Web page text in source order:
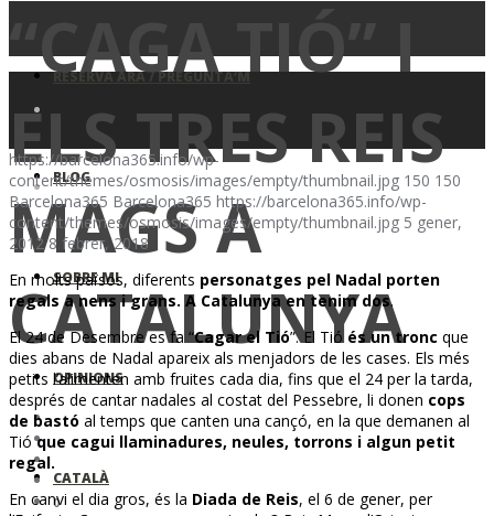
RESERVA ARA / PREGUNTA’M
BLOG
SOBRE MI
OPINIONS
CATALÀ
“CAGA TIÓ” I
ELS TRES REIS
MAGS A
CATALUNYA
0
https://barcelona365.info/wp-
content/themes/osmosis/images/empty/thumbnail.jpg 150 150
Barcelona365 Barcelona365 https://barcelona365.info/wp-
content/themes/osmosis/images/empty/thumbnail.jpg 5 gener,
2012 8 febrer, 2018
En molts països, diferents personatges pel Nadal porten
regals a nens i grans. A Catalunya en tenim dos.
El 24 de Desembre es fa “Cagar el Tió”. El Tió és un tronc que
dies abans de Nadal apareix als menjadors de les cases. Els més
petits l’alimenten amb fruites cada dia, fins que el 24 per la tarda,
després de cantar nadales al costat del Pessebre, li donen cops
de bastó al temps que canten una cançó, en la que demanen al
Tióque cagui llaminadures, neules, torrons i algun petit
regal.
En canvi el dia gros, és la Diada de Reis, el 6 de gener, per